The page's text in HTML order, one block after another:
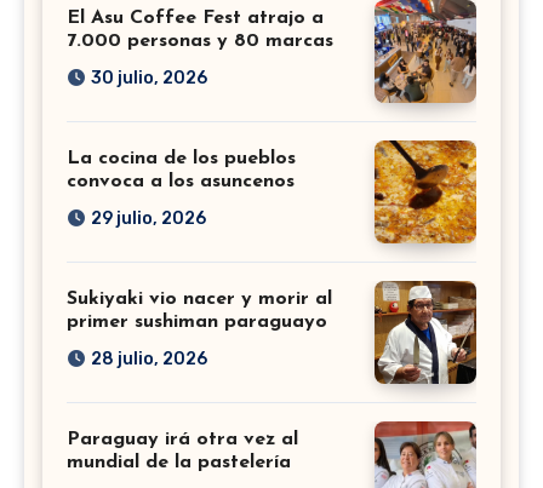
El Asu Coffee Fest atrajo a
7.000 personas y 80 marcas
30 julio, 2026
La cocina de los pueblos
convoca a los asuncenos
29 julio, 2026
Sukiyaki vio nacer y morir al
primer sushiman paraguayo
28 julio, 2026
Paraguay irá otra vez al
mundial de la pastelería